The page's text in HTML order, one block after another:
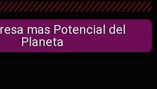
mas Potencial del
Planeta